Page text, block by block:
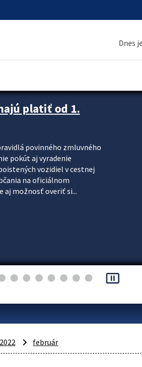
Dnes
platiť od 1.
povinného zmluvného
pokút aj vyradenie
vozidiel v cestnej
na oficiálnom
možnosť overiť si...
pause_presentation
2022 február